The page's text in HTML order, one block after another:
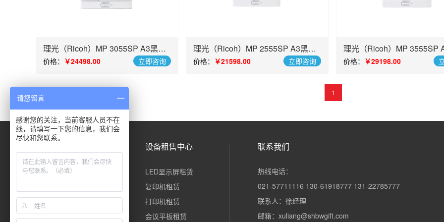
理光（Ricoh）MP 3055SP A3黑白
数码复合机
立即咨询
价格： ￥24498.00
理光（Ricoh）MP 2555SP A3黑白
数码复合机
立即咨询
价格： ￥21598.00
理光（Ricoh）MP 3555SP
数码复合机
价格： ￥29198.00
1
公司简介
解决方案
服务与售后
设备租售中心
LED显示屏租赁
复印机租赁
打印机租赁
会议平板租赁
联系我们
热线电话：
021-57711116 130-61918777 131-22785777
联系人：徐经理
邮箱：xuliang@shbwgift.com
请您留言
感谢您的关注，当前客服人员不在
线，请填写一下您的信息，我们会
尽快和您联系。